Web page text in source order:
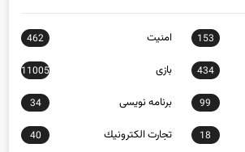
434 بازی 11005
99 برنامه نويسی 34
18 تجارت الكترونيك 40
1457 خودرو 7125